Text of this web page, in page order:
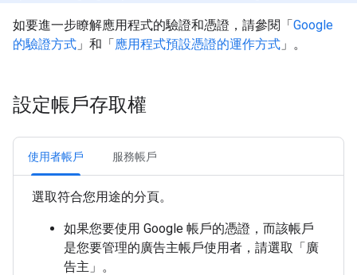
如要進一步瞭解應用程式的驗證和憑證，請參閱「Google
的驗證方式 」和「應用程式預設憑證的運作方式 」。
設定帳戶存取權
使用者帳戶 服務帳戶
選取符合您用途的分頁。
如果您要使用 Google 帳戶的憑證，而該帳戶
是您要管理的廣告主帳戶使用者，請選取「廣
告主」 。